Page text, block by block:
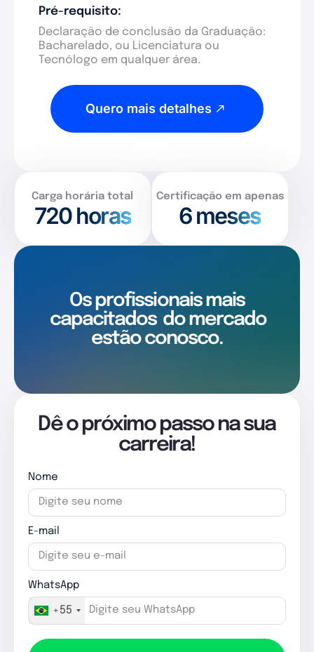
Pré-requisito:
Declaração de conclusão da Graduação:
Bacharelado, ou Licenciatura ou
Tecnólogo em qualquer área.
Quero mais detalhes
Carga horária total
720horas
Certificação em apenas
6 meses
Os profissionais mais
capacitados do mercado
estão conosco.
Dê o próximo passo na sua
carreira!
Nome
E-mail
WhatsApp
+55